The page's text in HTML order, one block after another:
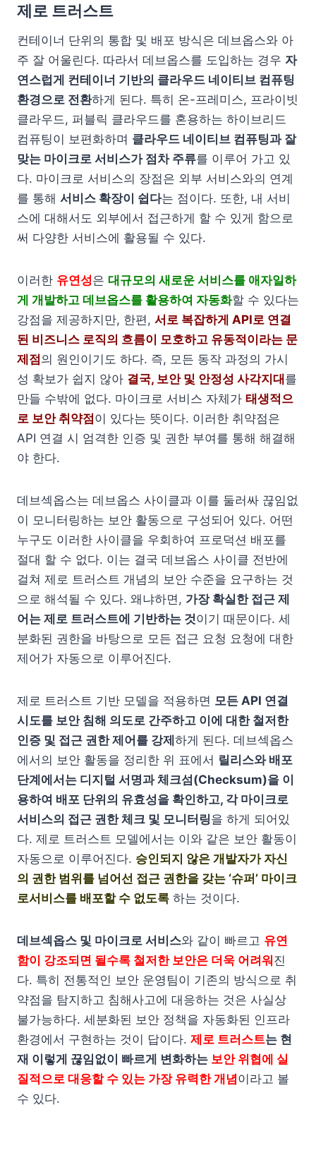
제로 트러스트
컨테이너 단위의 통합 및 배포 방식은 데브옵스와 아
주 잘 어울린다. 따라서 데브옵스를 도입하는 경우 자
연스럽게 컨테이너 기반의 클라우드 네이티브 컴퓨팅
환경으로 전환하게 된다. 특히 온-프레미스, 프라이빗
클라우드, 퍼블릭 클라우드를 혼용하는 하이브리드
컴퓨팅이 보편화하며 클라우드 네이티브 컴퓨팅과 잘
맞는 마이크로 서비스가 점차 주류를 이루어 가고 있
다. 마이크로 서비스의 장점은 외부 서비스와의 연계
를 통해 서비스 확장이 쉽다는 점이다. 또한, 내 서비
스에 대해서도 외부에서 접근하게 할 수 있게 함으로
써 다양한 서비스에 활용될 수 있다.
이러한 유연성은 대규모의 새로운 서비스를 애자일하
게 개발하고 데브옵스를 활용하여 자동화할 수 있다는
강점을 제공하지만, 한편, 서로 복잡하게 API로 연결
된 비즈니스 로직의 흐름이 모호하고 유동적이라는 문
제점의 원인이기도 하다. 즉, 모든 동작 과정의 가시
성 확보가 쉽지 않아 결국, 보안 및 안정성 사각지대를
만들 수밖에 없다. 마이크로 서비스 자체가 태생적으
로 보안 취약점이 있다는 뜻이다. 이러한 취약점은
API 연결 시 엄격한 인증 및 권한 부여를 통해 해결해
야 한다.
데브섹옵스는 데브옵스 사이클과 이를 둘러싸 끊임없
이 모니터링하는 보안 활동으로 구성되어 있다. 어떤
누구도 이러한 사이클을 우회하여 프로덕션 배포를
절대 할 수 없다. 이는 결국 데브옵스 사이클 전반에
걸쳐 제로 트러스트 개념의 보안 수준을 요구하는 것
으로 해석될 수 있다. 왜냐하면, 가장 확실한 접근 제
어는 제로 트러스트에 기반하는 것이기 때문이다. 세
분화된 권한을 바탕으로 모든 접근 요청 요청에 대한
제어가 자동으로 이루어진다.
제로 트러스트 기반 모델을 적용하면 모든 API 연결
시도를 보안 침해 의도로 간주하고 이에 대한 철저한
인증 및 접근 권한 제어를 강제하게 된다. 데브섹옵스
에서의 보안 활동을 정리한 위 표에서 릴리스와 배포
단계에서는 디지털 서명과 체크섬(Checksum)을 이
용하여 배포 단위의 유효성을 확인하고, 각 마이크로
서비스의 접근 권한 체크 및 모니터링을 하게 되어있
다. 제로 트러스트 모델에서는 이와 같은 보안 활동이
자동으로 이루어진다. 승인되지 않은 개발자가 자신
의 권한 범위를 넘어선 접근 권한을 갖는 ‘슈퍼’ 마이크
로서비스를 배포할 수 없도록 하는 것이다.
데브섹옵스 및 마이크로 서비스와 같이 빠르고 유연
함이 강조되면 될수록 철저한 보안은 더욱 어려워진
다. 특히 전통적인 보안 운영팀이 기존의 방식으로 취
약점을 탐지하고 침해사고에 대응하는 것은 사실상
불가능하다. 세분화된 보안 정책을 자동화된 인프라
환경에서 구현하는 것이 답이다. 제로 트러스트는 현
재 이렇게 끊임없이 빠르게 변화하는 보안 위협에 실
질적으로 대응할 수 있는 가장 유력한 개념이라고 볼
수 있다.